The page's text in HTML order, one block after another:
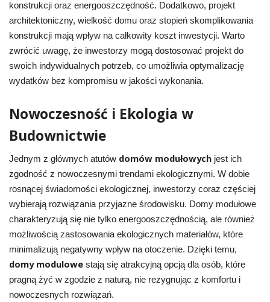
konstrukcji oraz energooszczędność. Dodatkowo, projekt
architektoniczny, wielkość domu oraz stopień skomplikowania
konstrukcji mają wpływ na całkowity koszt inwestycji. Warto
zwrócić uwagę, że inwestorzy mogą dostosować projekt do
swoich indywidualnych potrzeb, co umożliwia optymalizację
wydatków bez kompromisu w jakości wykonania.
Nowoczesność i Ekologia w
Budownictwie
Jednym z głównych atutów domów modułowychjest ich
zgodność z nowoczesnymi trendami ekologicznymi. W dobie
rosnącej świadomości ekologicznej, inwestorzy coraz częściej
wybierają rozwiązania przyjazne środowisku. Domy modułowe
charakteryzują się nie tylko energooszczędnością, ale również
możliwością zastosowania ekologicznych materiałów, które
minimalizują negatywny wpływ na otoczenie. Dzięki temu,
domy modulowestają się atrakcyjną opcją dla osób, które
pragną żyć w zgodzie z naturą, nie rezygnując z komfortu i
nowoczesnych rozwiązań.